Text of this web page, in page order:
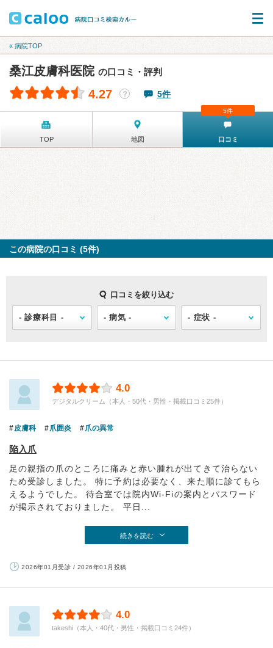
« 病院TOP
桑江皮膚科医院 の口コミ・評判
4.27 ？ 5件
TOP 地図 口コミ
5件
この病院の口コミ (5件)
口コミを絞り込む
4.0
デジタルクリーム（本人・50代・男性・掲載口コミ25件）
皮膚科 爪囲炎 爪の異常
陥入爪
足の親指の爪のところに痛みと赤い腫れが出てきて治らない
ため受診しました。 特に予約は必要なく、来た順に診てもら
えるようでした。 待合室では院内Wi-Fiの案内とパスワード
が掲示されておりました。 平日...
続きを読む
2026年01月受診 / 2026年01月投稿
4.0
takeshi（本人・40代・男性・掲載口コミ24件）